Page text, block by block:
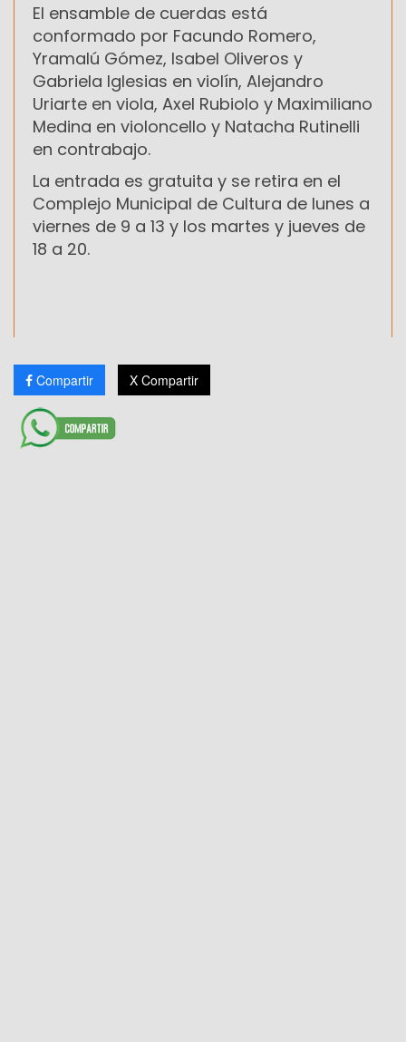
El ensamble de cuerdas está
conformado por Facundo Romero,
Yramalú Gómez, Isabel Oliveros y
Gabriela Iglesias en violín, Alejandro
Uriarte en viola, Axel Rubiolo y Maximiliano
Medina en violoncello y Natacha Rutinelli
en contrabajo.
La entrada es gratuita y se retira en el
Complejo Municipal de Cultura de lunes a
viernes de 9 a 13 y los martes y jueves de
18 a 20.
Compartir X Compartir